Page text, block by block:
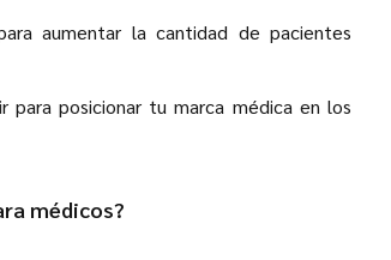
aumentar la cantidad de pacientes
posicionar tu marca médica en los
médicos?